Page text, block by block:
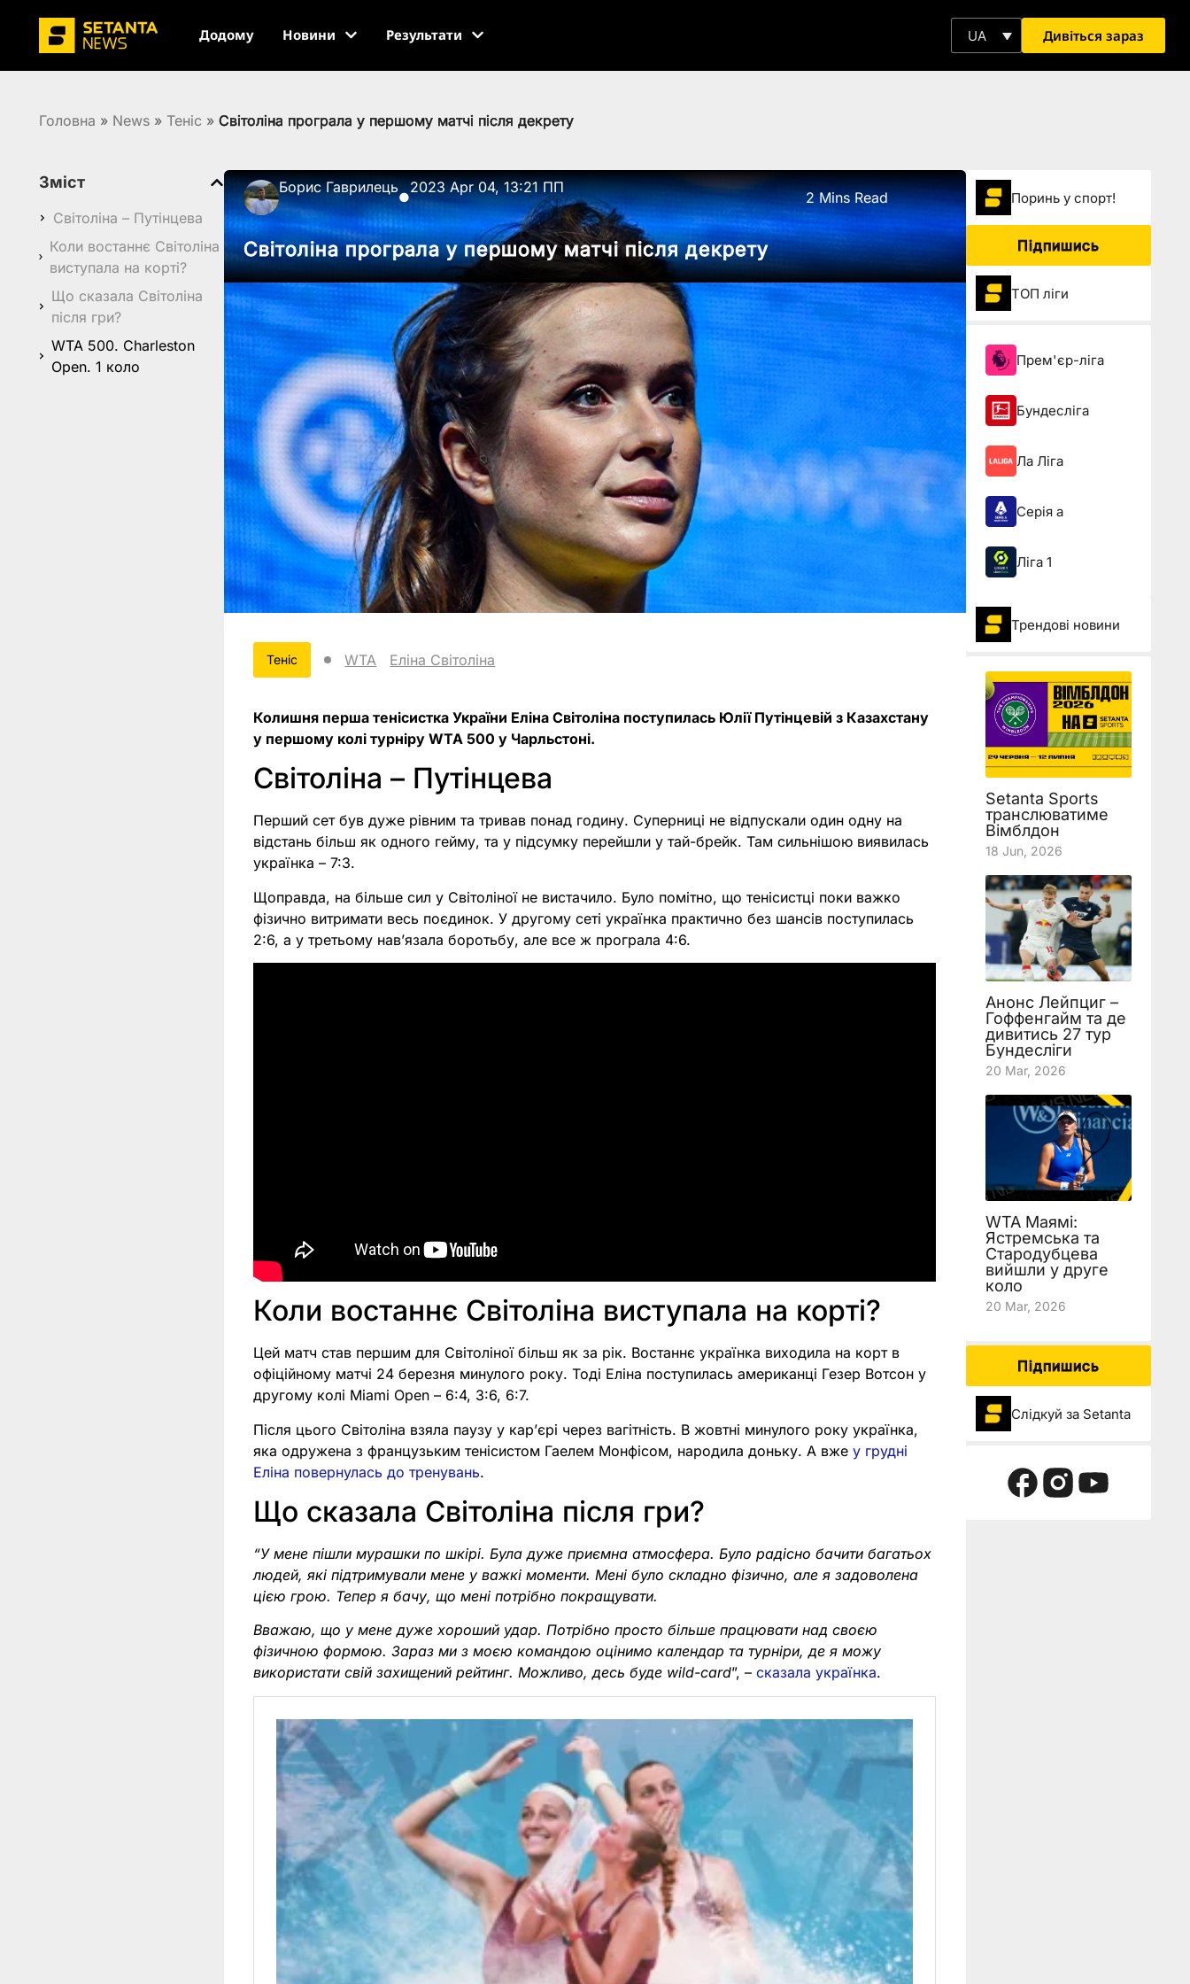
Додому Новини Результати UA Дивіться зараз
Головна » News » Теніс » Світоліна програла у першому матчі після декрету
Зміст
Світоліна – Путінцева
Коли востаннє Світоліна
виступала на корті?
Що сказала Світоліна
після гри?
WTA 500. Charleston
Open. 1 коло
Борис Гаврилець
●
2023 Apr 04, 13:21 ПП
2 Mins Read
Світоліна програла у першому матчі після декрету
Теніс WTA Еліна Світоліна
Колишня перша тенісистка України Еліна Світоліна поступилась Юлії Путінцевій з Казахстану
у першому колі турніру WTA 500 у Чарльстоні.
Світоліна – Путінцева
Перший сет був дуже рівним та тривав понад годину. Суперниці не відпускали один одну на
відстань більш як одного гейму, та у підсумку перейшли у тай-брейк. Там сильнішою виявилась
українка – 7:3.
Щоправда, на більше сил у Світоліної не вистачило. Було помітно, що тенісистці поки важко
фізично витримати весь поєдинок. У другому сеті українка практично без шансів поступилась
2:6, а у третьому нав’язала боротьбу, але все ж програла 4:6.
Коли востаннє Світоліна виступала на корті?
Цей матч став першим для Світоліної більш як за рік. Востаннє українка виходила на корт в
офіційному матчі 24 березня минулого року. Тоді Еліна поступилась американці Гезер Вотсон у
другому колі Miami Open – 6:4, 3:6, 6:7.
Після цього Світоліна взяла паузу у кар’єрі через вагітність. В жовтні минулого року українка,
яка одружена з французьким тенісистом Гаелем Монфісом, народила доньку. А вжеу грудні
Еліна повернулась до тренувань.
Що сказала Світоліна після гри?
“У мене пішли мурашки по шкірі. Була дуже приємна атмосфера. Було радісно бачити багатьох
людей, які підтримували мене у важкі моменти. Мені було складно фізично, але я задоволена
цією грою. Тепер я бачу, що мені потрібно покращувати.
Вважаю, що у мене дуже хороший удар. Потрібно просто більше працювати над своєю
фізичною формою. Зараз ми з моєю командою оцінимо календар та турніри, де я можу
використати свій захищений рейтинг. Можливо, десь буде wild-card”, –сказала українка.
Поринь у спорт!
Підпишись
ТОП ліги
Прем'єр-ліга
Бундесліга
Ла Ліга
Серія а
Ліга 1
Трендові новини
Setanta Sports
транслюватиме
Вімблдон
18 Jun, 2026
Анонс Лейпциг –
Гоффенгайм та де
дивитись 27 тур
Бундесліги
20 Mar, 2026
WTA Маямі:
Ястремська та
Стародубцева
вийшли у друге
коло
20 Mar, 2026
Підпишись
Слідкуй за Setanta